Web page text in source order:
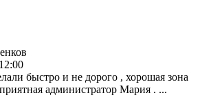
быстро и не дорого , хорошая зона
администратор Мария . ...